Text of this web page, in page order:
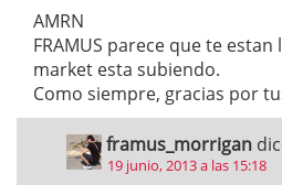
AMRN
FRAMUS parece que te
market esta subiendo.
Como siempre, gracias por
framus_morrigan
19 junio, 2013 a las 15:18